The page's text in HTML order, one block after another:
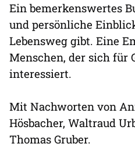
Ein bemerkenswertes
und persönliche
Lebensweg gibt. Eine
Menschen, der sich für
interessiert.
Mit Nachworten von
Hösbacher, Waltraud
Thomas Gruber.